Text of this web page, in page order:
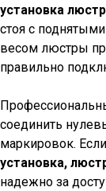
установка
стоя с
весом люстры
правильно
соединить
маркировок.
установка,
надежно за